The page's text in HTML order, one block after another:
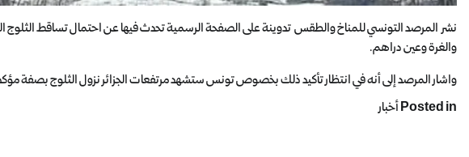
نشر المرصد التونسي للمناخ والطقس تدوينة على الصفحة الرسمية تحدث فيها عن احتمال تساقط
والغرة وعين دراهم.
واشار المرصد إلى أنه في انتظار تأكيد ذلك بخصوص تونس ستشهد مرتفعات الجزائر نزول الثلوج بصفة
Posted inأخبار